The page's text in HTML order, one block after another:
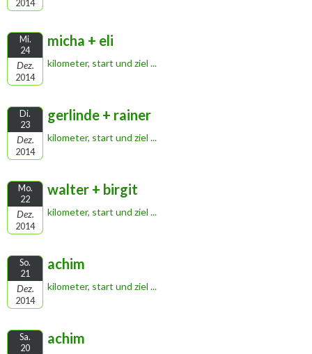
2014
Mi.
24
Dez.
2014
micha + eli
kilometer, start und ziel ...
Di.
23
Dez.
2014
gerlinde + rainer
kilometer, start und ziel ...
Mo.
22
Dez.
2014
walter + birgit
kilometer, start und ziel ...
So.
21
Dez.
2014
achim
kilometer, start und ziel ...
Sa.
20
achim